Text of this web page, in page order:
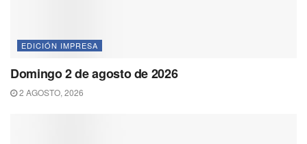
EDICIÓN IMPRESA
Domingo 2 de agosto de 2026
2 AGOSTO, 2026